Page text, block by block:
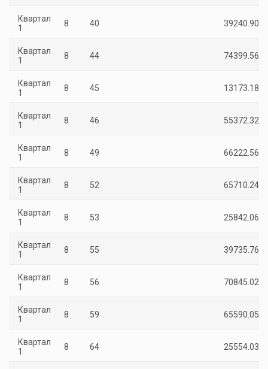
Квартал
1
8 40 39240.90
Квартал
1
8 44 74399.56
Квартал
1
8 45 13173.18
Квартал
1
8 46 55372.32
Квартал
1
8 49 66222.56
Квартал
1
8 52 65710.24
Квартал
1
8 53 25842.06
Квартал
1
8 55 39735.76
Квартал
1
8 56 70845.02
Квартал
1
8 59 65590.05
Квартал
1
8 64 25554.03